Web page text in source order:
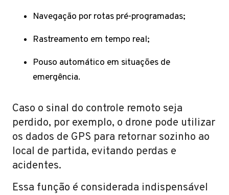
Navegação por rotas pré-programadas;
Rastreamento em tempo real;
Pouso automático em situações de
emergência.
Caso o sinal do controle remoto seja
perdido, por exemplo, o drone pode utilizar
os dados de GPS para retornar sozinho ao
local de partida, evitando perdas e
acidentes.
Essa função é considerada indispensável